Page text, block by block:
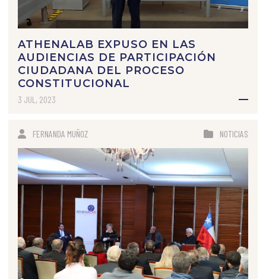
ATHENALAB EXPUSO EN LAS
AUDIENCIAS DE PARTICIPACIÓN
CIUDADANA DEL PROCESO
CONSTITUCIONAL
3 JUL, 2023
FERNANDA MUÑOZ NOTICIAS